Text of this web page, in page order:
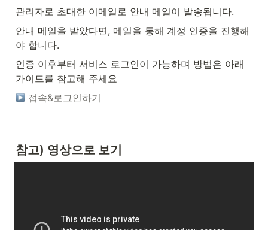
관리자로 초대한 이메일로 안내 메일이 발송됩니다.
안내 메일을 받았다면, 메일을 통해 계정 인증을 진행해
야 합니다.
인증 이후부터 서비스 로그인이 가능하며 방법은 아래
가이드를 참고해 주세요
접속&로그인하기
참고) 영상으로 보기